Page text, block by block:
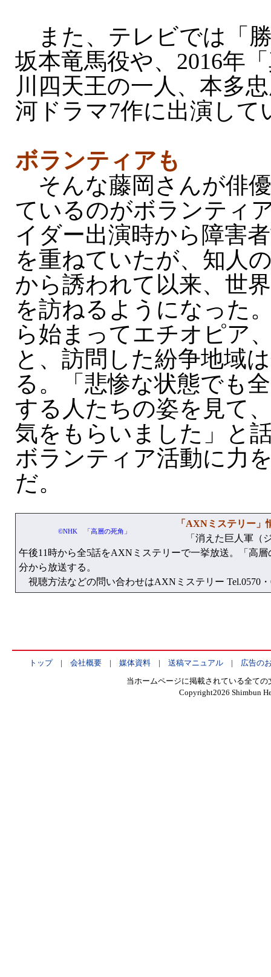
また、テレビでは「
坂本竜馬役や、2016年
川四天王の一人、本多
河ドラマ7作に出演して
ボランティアも
そんな藤岡さんが俳
ているのがボランティ
イダー出演時から障害
を重ねていたが、知人
から誘われて以来、世
を訪ねるようになった
ら始まってエチオピア
と、訪問した紛争地域
る。「悲惨な状態でも
する人たちの姿を見て
気をもらいました」と
ボランティア活動に力
だ。
©NHK 「高層の死角」
「AXNミステリー」
「消えた巨人軍（
午後11時から全5話をAXNミステリーで一挙放送。「高
分から放送する。
視聴方法などの問い合わせはAXNミステリー Tel.0570・
トップ| 会社概要| 媒体資料| 送稿マニュアル| 広告の
当ホームページに掲載されている全て
Copyright2026 Shimbun